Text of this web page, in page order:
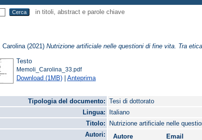
in titoli, abstract e parole chiave
Carolina (2021)Nutrizione artificiale nelle questioni di fine vita. Tra
Testo
Memoli_Carolina_33.pdf
Download (1MB) |Anteprima
Tipologia del documento:
Tesi di dottorato
Lingua:
Italiano
Titolo:
Nutrizione artificiale nelle
Autori:
Autore
Email